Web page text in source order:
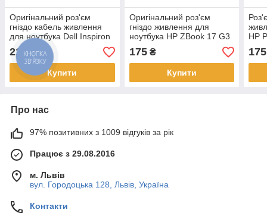
Оригінальний роз'єм
гніздо кабель живлення
для ноутбука Dell Inspiron
13 7391 2-in-1 15 7586 2-
in-1 17 7786
450.0A101.0021 0ND3N8
210₴
Купити
Оригінальний роз'єм
гніздо живлення для
ноутбука HP ZBook 17 G3
175₴
Купити
HP
175
Про нас
97% позитивних з 1009 відгуків за рік
Працює з 29.08.2016
м. Львів
вул. Городоцька 128, Львів, Україна
Контакти